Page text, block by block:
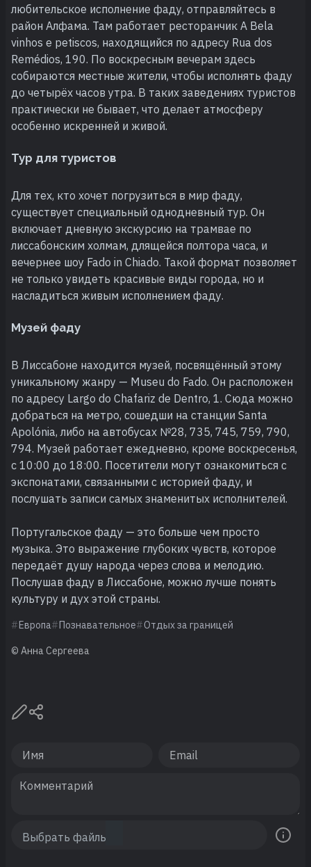
любительское исполнение фаду, отправляйтесь в
район Алфама. Там работает ресторанчик A Bela
vinhos e petiscos, находящийся по адресу Rua dos
Remédios, 190. По воскресным вечерам здесь
собираются местные жители, чтобы исполнять фаду
до четырёх часов утра. В таких заведениях туристов
практически не бывает, что делает атмосферу
особенно искренней и живой.
Тур для туристов
Для тех, кто хочет погрузиться в мир фаду,
существует специальный однодневный тур. Он
включает дневную экскурсию на трамвае по
лиссабонским холмам, длящейся полтора часа, и
вечернее шоу Fado in Chiado. Такой формат позволяет
не только увидеть красивые виды города, но и
насладиться живым исполнением фаду.
Музей фаду
В Лиссабоне находится музей, посвящённый этому
уникальному жанру — Museu do Fado. Он расположен
по адресу Largo do Chafariz de Dentro, 1. Сюда можно
добраться на метро, сошедши на станции Santa
Apolónia, либо на автобусах №28, 735, 745, 759, 790,
794. Музей работает ежедневно, кроме воскресенья,
с 10:00 до 18:00. Посетители могут ознакомиться с
экспонатами, связанными с историей фаду, и
послушать записи самых знаменитых исполнителей.
Португальское фаду — это больше чем просто
музыка. Это выражение глубоких чувств, которое
передаёт душу народа через слова и мелодию.
Послушав фаду в Лиссабоне, можно лучше понять
культуру и дух этой страны.
Европа Познавательное Отдых за границей
© Анна Сергеева